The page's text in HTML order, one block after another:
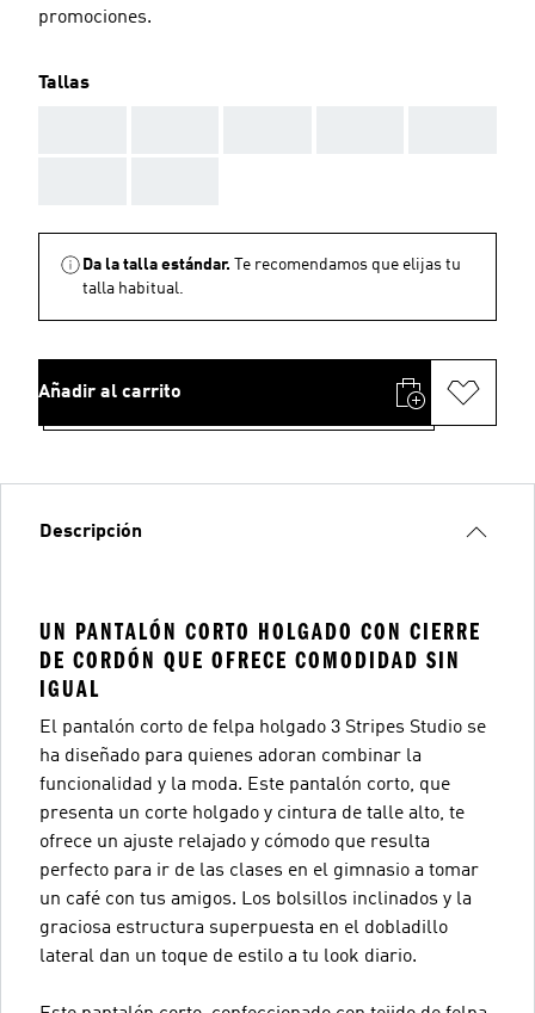
promociones.
Tallas
Da la talla estándar.
Te recomendamos que elijas tu
talla habitual.
Añadir al carrito
Descripción
UN PANTALÓN CORTO HOLGADO CON CIERRE
DE CORDÓN QUE OFRECE COMODIDAD SIN
IGUAL
El pantalón corto de felpa holgado 3 Stripes Studio se
ha diseñado para quienes adoran combinar la
funcionalidad y la moda. Este pantalón corto, que
presenta un corte holgado y cintura de talle alto, te
ofrece un ajuste relajado y cómodo que resulta
perfecto para ir de las clases en el gimnasio a tomar
un café con tus amigos. Los bolsillos inclinados y la
graciosa estructura superpuesta en el dobladillo
lateral dan un toque de estilo a tu look diario.